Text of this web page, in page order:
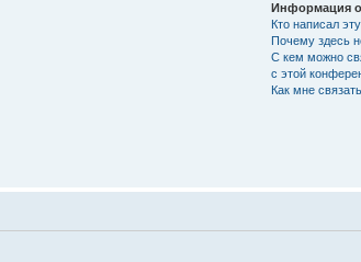
Информация
Кто написал
Почему здесь
С кем можно
с этой
Как мне